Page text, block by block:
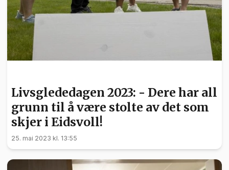
Livsglededagen 2023: - Dere har all
grunn til å være stolte av det som
skjer i Eidsvoll!
25. mai 2023 kl. 13:55